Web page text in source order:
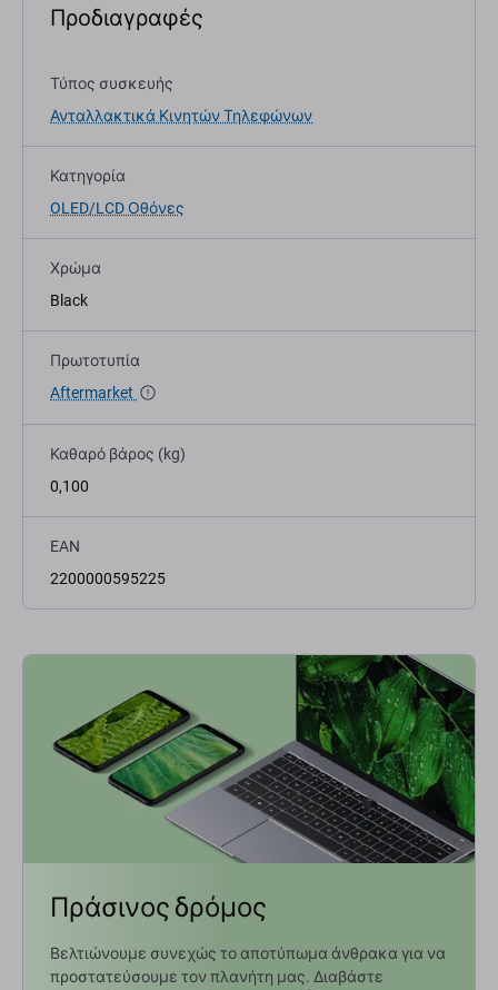
Προδιαγραφές
Τύπος συσκευής
Ανταλλακτικά Κινητών Τηλεφώνων
Κατηγορία
OLED/LCD Οθόνες
Χρώμα
Black
Πρωτοτυπία
Aftermarket
Καθαρό βάρος (kg)
0,100
EAN
2200000595225
Πράσινος δρόμος
Βελτιώνουμε συνεχώς το αποτύπωμα άνθρακα για να
προστατεύσουμε τον πλανήτη μας. Διαβάστε